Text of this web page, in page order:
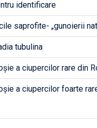
identificare
saprofite- „gunoierii
tubulina
a ciupercilor rare din
a ciupercilor foarte